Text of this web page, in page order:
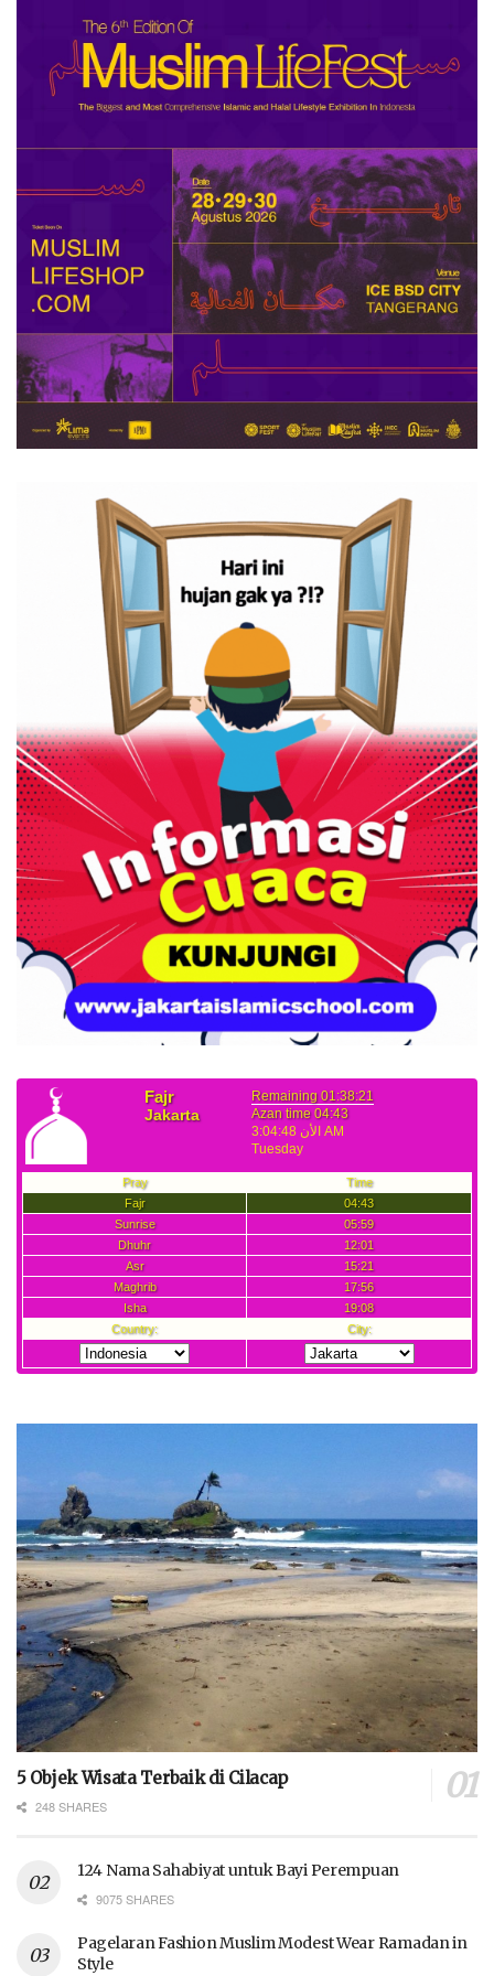
5 Objek Wisata Terbaik di Cilacap
248 SHARES
124 Nama Sahabiyat untuk Bayi Perempuan
9075 SHARES
Pagelaran Fashion Muslim Modest Wear Ramadan in
Style